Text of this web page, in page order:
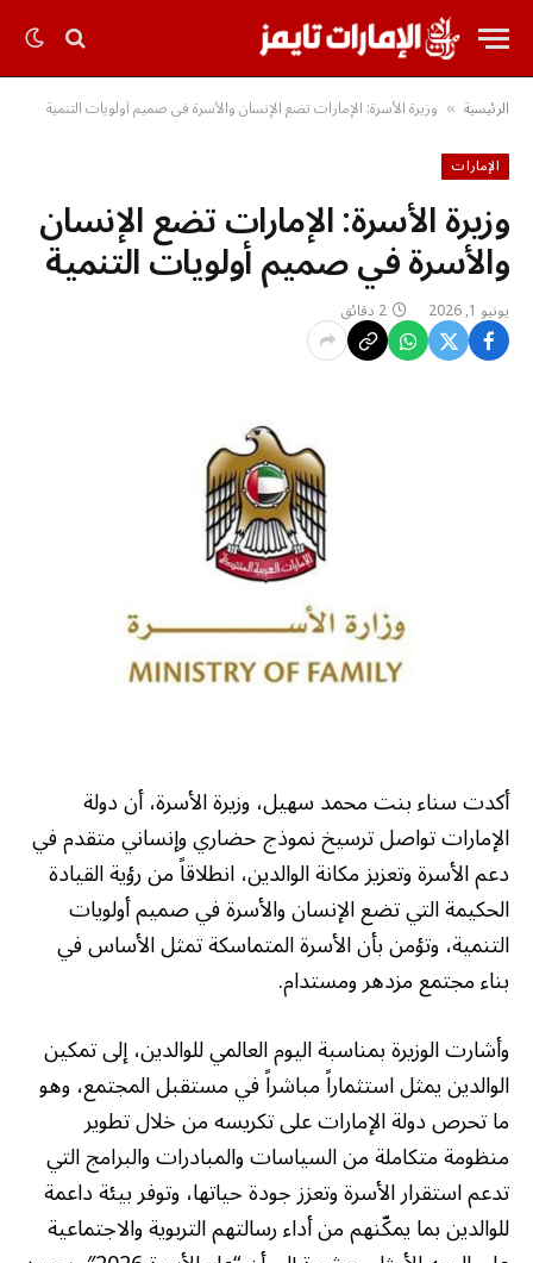
الرئيسية » وزيرة الأسرة: الإمارات تضع الإنسان والأسرة في صميم أولويات التنمية
الإمارات
وزيرة الأسرة: الإمارات تضع الإنسان
والأسرة في صميم أولويات التنمية
يونيو 1, 2026 2 دقائق
أكدت سناء بنت محمد سهيل، وزيرة الأسرة، أن دولة
الإمارات تواصل ترسيخ نموذج حضاري وإنساني متقدم في
دعم الأسرة وتعزيز مكانة الوالدين، انطلاقاً من رؤية القيادة
الحكيمة التي تضع الإنسان والأسرة في صميم أولويات
التنمية، وتؤمن بأن الأسرة المتماسكة تمثل الأساس في
بناء مجتمع مزدهر ومستدام.
وأشارت الوزيرة بمناسبة اليوم العالمي للوالدين، إلى تمكين
الوالدين يمثل استثماراً مباشراً في مستقبل المجتمع، وهو
ما تحرص دولة الإمارات على تكريسه من خلال تطوير
منظومة متكاملة من السياسات والمبادرات والبرامج التي
تدعم استقرار الأسرة وتعزز جودة حياتها، وتوفر بيئة داعمة
للوالدين بما يمكّنهم من أداء رسالتهم التربوية والاجتماعية